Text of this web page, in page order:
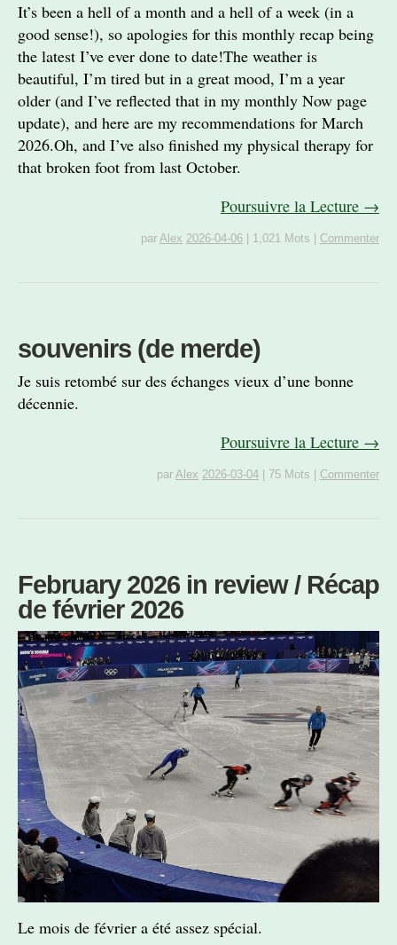
It’s been a hell of a month and a hell of a week (in a
good sense!), so apologies for this monthly recap being
the latest I’ve ever done to date!The weather is
beautiful, I’m tired but in a great mood, I’m a year
older (and I’ve reflected that in my monthly Now page
update), and here are my recommendations for March
2026.Oh, and I’ve also finished my physical therapy for
that broken foot from last October.
Poursuivre la Lecture →
par Alex 2026-04-06 1,021 Mots Commenter
souvenirs (de merde)
Je suis retombé sur des échanges vieux d’une bonne
décennie.
Poursuivre la Lecture →
par Alex 2026-03-04 75 Mots Commenter
February 2026 in review / Récap
de février 2026
Le mois de février a été assez spécial.